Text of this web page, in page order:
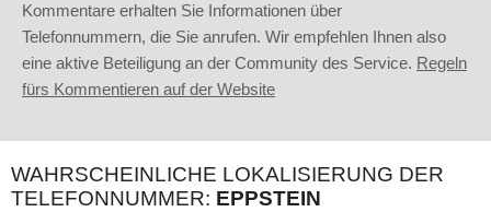
Kommentare erhalten Sie Informationen über
Telefonnummern, die Sie anrufen. Wir empfehlen Ihnen also
eine aktive Beteiligung an der Community des Service. Regeln
fürs Kommentieren auf der Website
WAHRSCHEINLICHE LOKALISIERUNG DER
TELEFONNUMMER: EPPSTEIN